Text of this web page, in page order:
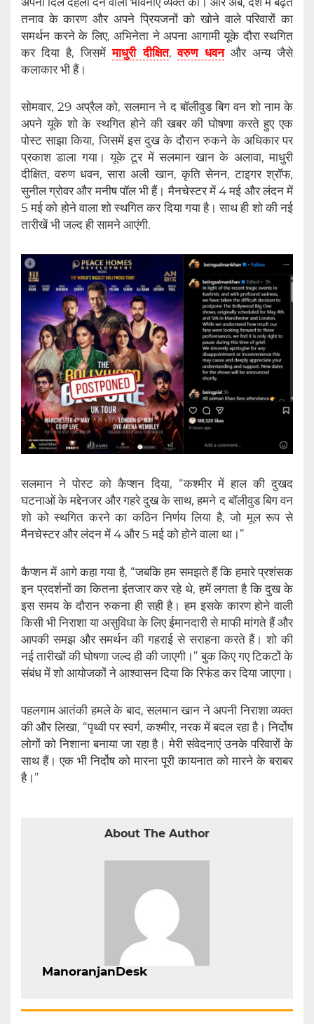
तनाव के कारण और अपने प्रियजनों को खोने वाले परिवारों का
समर्थन करने के लिए, अभिनेता ने अपना आगामी यूके दौरा स्थगित
कर दिया है, जिसमेंमाधुरी दीक्षित,वरुण धवनऔर अन्य जैसे
कलाकार भी हैं।
सोमवार, 29 अप्रैल को, सलमान ने द बॉलीवुड बिग वन शो नाम के
अपने यूके शो के स्थगित होने की खबर की घोषणा करते हुए एक
पोस्ट साझा किया, जिसमें इस दुख के दौरान रुकने के अधिकार पर
प्रकाश डाला गया। यूके टूर में सलमान खान के अलावा, माधुरी
दीक्षित, वरुण धवन, सारा अली खान, कृति सेनन, टाइगर श्रॉफ,
सुनील ग्रोवर और मनीष पॉल भी हैं। मैनचेस्टर में 4 मई और लंदन में
5 मई को होने वाला शो स्थगित कर दिया गया है। साथ ही शो की नई
तारीखें भी जल्द ही सामने आएंगी.
सलमान ने पोस्ट को कैप्शन दिया, “कश्मीर में हाल की दुखद
घटनाओं के मद्देनजर और गहरे दुख के साथ, हमने द बॉलीवुड बिग वन
शो को स्थगित करने का कठिन निर्णय लिया है, जो मूल रूप से
मैनचेस्टर और लंदन में 4 और 5 मई को होने वाला था।”
कैप्शन में आगे कहा गया है, “जबकि हम समझते हैं कि हमारे प्रशंसक
इन प्रदर्शनों का कितना इंतजार कर रहे थे, हमें लगता है कि दुख के
इस समय के दौरान रुकना ही सही है। हम इसके कारण होने वाली
किसी भी निराशा या असुविधा के लिए ईमानदारी से माफी मांगते हैं और
आपकी समझ और समर्थन की गहराई से सराहना करते हैं। शो की
नई तारीखों की घोषणा जल्द ही की जाएगी।” बुक किए गए टिकटों के
संबंध में शो आयोजकों ने आश्वासन दिया कि रिफंड कर दिया जाएगा।
पहलगाम आतंकी हमले के बाद, सलमान खान ने अपनी निराशा व्यक्त
की और लिखा, “पृथ्वी पर स्वर्ग, कश्मीर, नरक में बदल रहा है। निर्दोष
लोगों को निशाना बनाया जा रहा है। मेरी संवेदनाएं उनके परिवारों के
साथ हैं। एक भी निर्दोष को मारना पूरी कायनात को मारने के बराबर
है।”
About The Author
ManoranjanDesk